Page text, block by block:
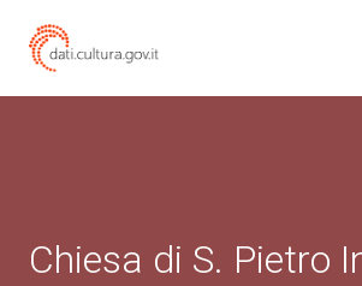
Chiesa di S. Pietro